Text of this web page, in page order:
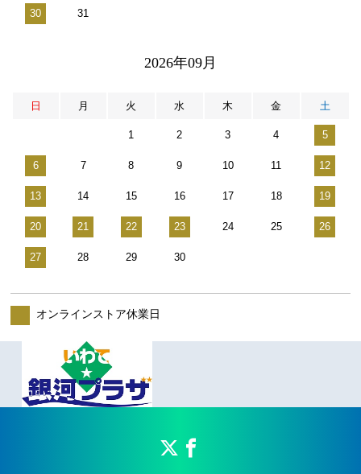
30 31
2026年09月
日 月 火 水 木 金 土
1 2 3 4 5
6 7 8 9 10 11 12
13 14 15 16 17 18 19
20 21 22 23 24 25 26
27 28 29 30
オンラインストア休業日